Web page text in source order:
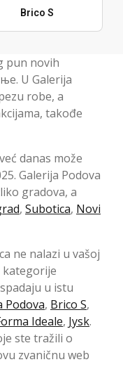
Brico S
pun novih
U Galerija
robe, a
takođe
danas može
Galerija Podova
gradova, a
, Subotica, Novi
ne nalazi u vašoj
kategorije
u istu
Podova, Brico S,
Ideale, Jysk.
ste tražili o
zvaničnu web